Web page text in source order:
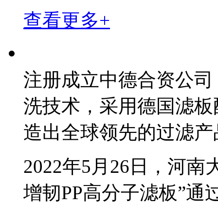
查看更多+
注册成立中德合资公
洗技术，采用德国滤
造出全球领先的过滤
2022年5月26日，河南
增韧PP高分子滤板”通